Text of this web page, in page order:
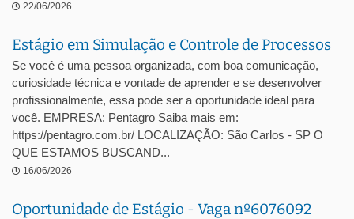
22/06/2026
Estágio em Simulação e Controle de Processos
Se você é uma pessoa organizada, com boa comunicação,
curiosidade técnica e vontade de aprender e se desenvolver
profissionalmente, essa pode ser a oportunidade ideal para
você. EMPRESA: Pentagro Saiba mais em:
https://pentagro.com.br/ LOCALIZAÇÃO: São Carlos - SP O
QUE ESTAMOS BUSCAND...
16/06/2026
Oportunidade de Estágio - Vaga nº6076092